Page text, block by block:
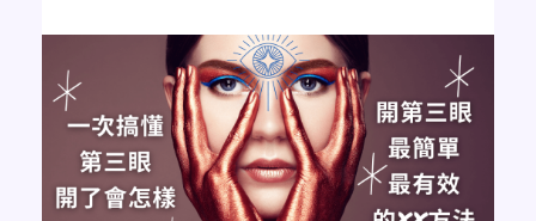
《開
三
眼
懶
人
包》
開
啟
第
三